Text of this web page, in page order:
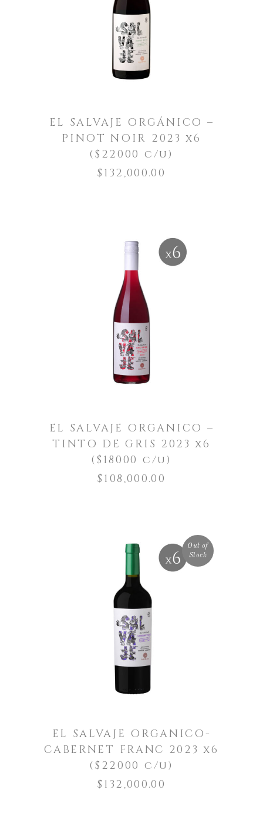
LEER MÁS
EL SALVAJE ORGÁNICO –
PINOT NOIR 2023 x6
($22000 c/u)
$ 132,000.00
AGREGAR AL CARRITO
EL SALVAJE ORGANICO –
TINTO DE GRIS 2023 x6
($18000 c/u)
$ 108,000.00
Out of
Stock
LEER MÁS
EL SALVAJE ORGANICO-
CABERNET FRANC 2023 x6
($22000 c/u)
$ 132,000.00